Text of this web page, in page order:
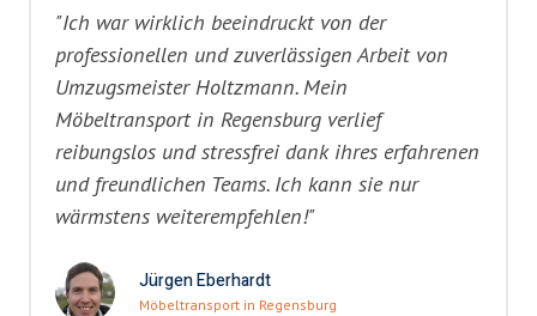
"Ich war wirklich beeindruckt von der
professionellen und zuverlässigen Arbeit von
Umzugsmeister Holtzmann. Mein
Möbeltransport in Regensburg verlief
reibungslos und stressfrei dank ihres erfahrenen
und freundlichen Teams. Ich kann sie nur
wärmstens weiterempfehlen!"
Jürgen Eberhardt
Möbeltransport in Regensburg